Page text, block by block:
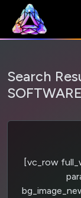
Search
[vc_row